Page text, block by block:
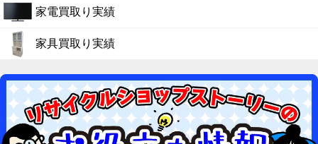
家電買取り実績
家具買取り実績